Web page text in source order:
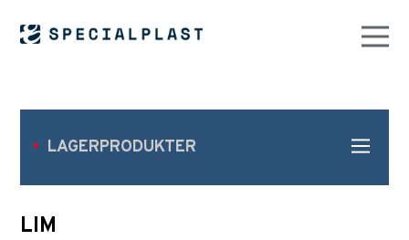
LAGERPRODUKTER
LIM